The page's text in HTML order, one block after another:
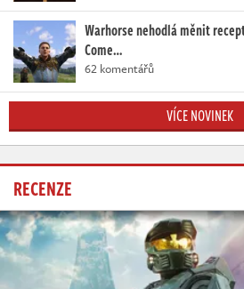
Warhorse nehodlá měnit
Come…
62 komentářů
VÍCE NOVINEK
RECENZE